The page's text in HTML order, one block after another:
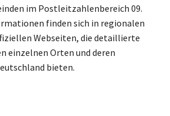
im Postleitzahlenbereich 09.
finden sich in regionalen
Webseiten, die detaillierte
einzelnen Orten und deren
bieten.